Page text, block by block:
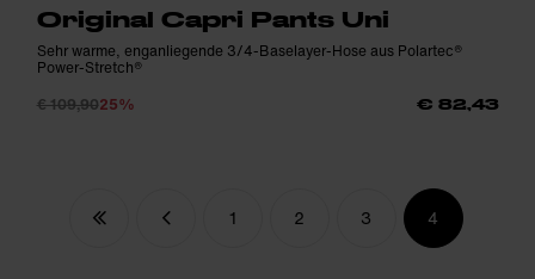
Original Capri Pants Uni
Sehr warme, enganliegende 3/4-Baselayer-Hose aus Polartec®
Power-Stretch®
€ 109,9025% € 82,43
1 2 3 4